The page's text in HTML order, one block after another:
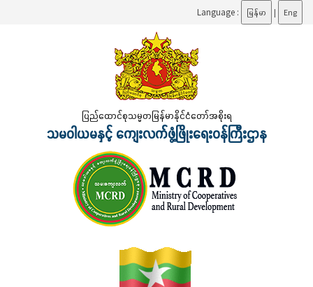
Language : မြန်မာ | Eng
ပြည်ထောင်စုသမ္မတမြန်မာနိုင်ငံတော်အစိုးရ
သမဝါယမနှင့် ကျေးလက်ဖွံ့ဖြိုးရေးဝန်ကြီးဌာန